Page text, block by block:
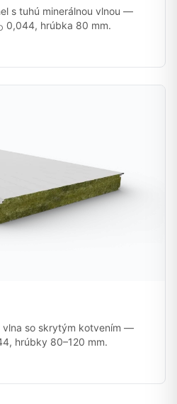
s tuhú minerálnou vlnou —
0,044, hrúbka 80 mm.
vlna so skrytým kotvením —
hrúbky 80–120 mm.